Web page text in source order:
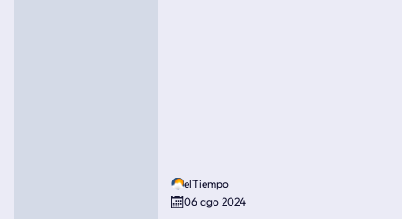
elTiempo
06 ago 2024